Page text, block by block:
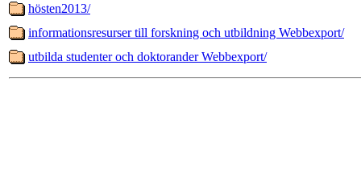
hösten2013/
informationsresurser till forskning och utbildning Webbexport/
utbilda studenter och doktorander Webbexport/